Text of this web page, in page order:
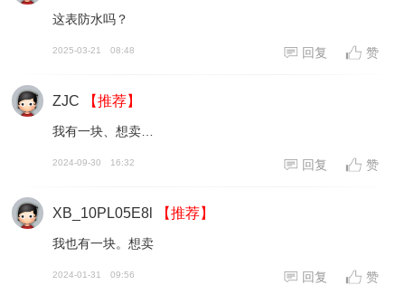
这表防水吗？
2025-03-21 08:48 回复 赞
ZJC 【推荐】
我有一块、想卖…
2024-09-30 16:32 回复 赞
XB_10PL05E8l 【推荐】
我也有一块。想卖
2024-01-31 09:56 回复 赞